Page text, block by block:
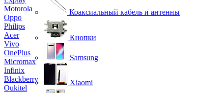
Motorola
Oppo
Philips
Acer
Vivo
OnePlus
Micromax
Infinix
Blackberry
Oukitel
Коаксиальный кабель и антенны
Кнопки
Samsung
Xiaomi